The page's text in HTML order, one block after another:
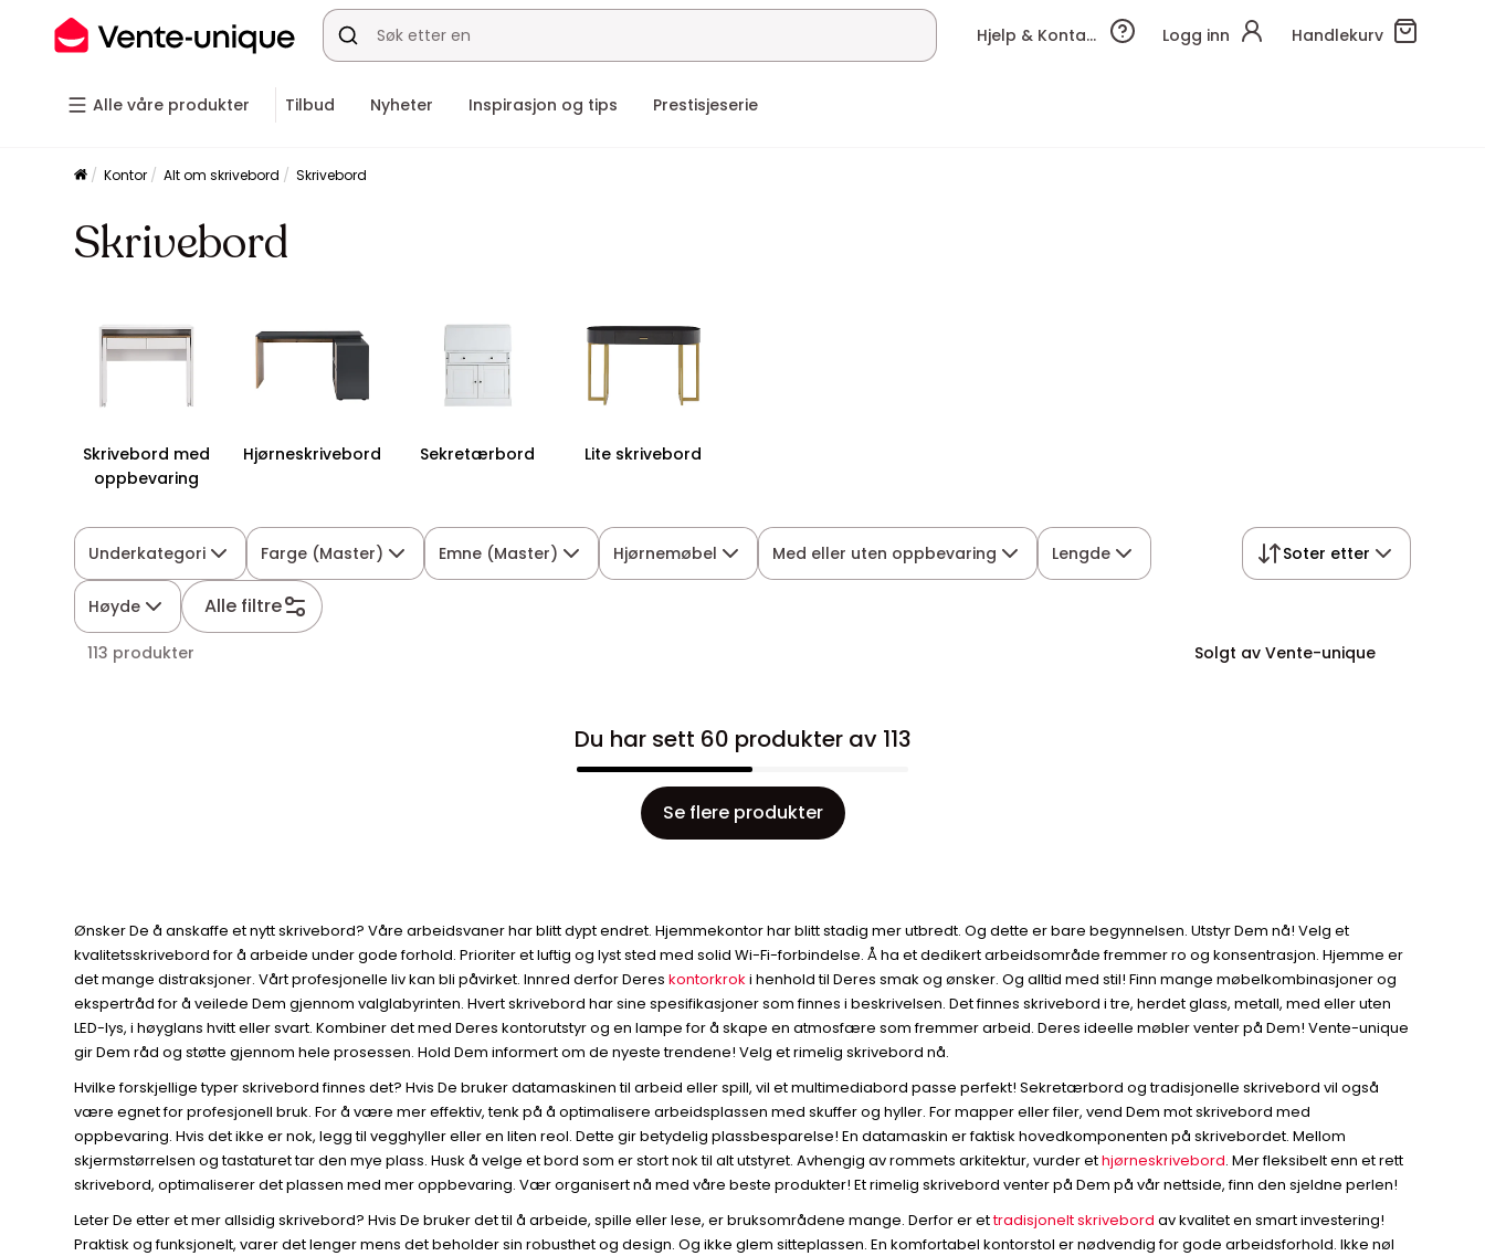
Hjelp & Kontakt Logg inn Handlekurv
Alle våre produkter Tilbud Nyheter Inspirasjon og tips Prestisjeserie
Kontor Alt om skrivebord Skrivebord
Skrivebord
Skrivebord med
oppbevaring
Hjørneskrivebord Sekretærbord Lite skrivebord
Underkategori Farge (Master) Emne (Master) Hjørnemøbel Med eller uten oppbevaring Lengde
Høyde Alle filtre
Soter etter
113 produkter Solgt av Vente-unique
Du har sett 60 produkter av 113
Se flere produkter
Ønsker De å anskaffe et nytt skrivebord? Våre arbeidsvaner har blitt dypt endret. Hjemmekontor har blitt stadig mer utbredt. Og dette er bare begynnelsen. Utstyr Dem nå! Velg et
kvalitetsskrivebord for å arbeide under gode forhold. Prioriter et luftig og lyst sted med solid Wi-Fi-forbindelse. Å ha et dedikert arbeidsområde fremmer ro og konsentrasjon. Hjemme er
det mange distraksjoner. Vårt profesjonelle liv kan bli påvirket. Innred derfor Dereskontorkrok i henhold til Deres smak og ønsker. Og alltid med stil! Finn mange møbelkombinasjoner og
ekspertråd for å veilede Dem gjennom valglabyrinten. Hvert skrivebord har sine spesifikasjoner som finnes i beskrivelsen. Det finnes skrivebord i tre, herdet glass, metall, med eller uten
LED-lys, i høyglans hvitt eller svart. Kombiner det med Deres kontorutstyr og en lampe for å skape en atmosfære som fremmer arbeid. Deres ideelle møbler venter på Dem! Vente-unique
gir Dem råd og støtte gjennom hele prosessen. Hold Dem informert om de nyeste trendene! Velg et rimelig skrivebord nå.
Hvilke forskjellige typer skrivebord finnes det? Hvis De bruker datamaskinen til arbeid eller spill, vil et multimediabord passe perfekt! Sekretærbord og tradisjonelle skrivebord vil også
være egnet for profesjonell bruk. For å være mer effektiv, tenk på å optimalisere arbeidsplassen med skuffer og hyller. For mapper eller filer, vend Dem mot skrivebord med
oppbevaring. Hvis det ikke er nok, legg til vegghyller eller en liten reol. Dette gir betydelig plassbesparelse! En datamaskin er faktisk hovedkomponenten på skrivebordet. Mellom
skjermstørrelsen og tastaturet tar den mye plass. Husk å velge et bord som er stort nok til alt utstyret. Avhengig av rommets arkitektur, vurder ethjørneskrivebord. Mer fleksibelt enn et rett
skrivebord, optimaliserer det plassen med mer oppbevaring. Vær organisert nå med våre beste produkter! Et rimelig skrivebord venter på Dem på vår nettside, finn den sjeldne perlen!
Leter De etter et mer allsidig skrivebord? Hvis De bruker det til å arbeide, spille eller lese, er bruksområdene mange. Derfor er ettradisjonelt skrivebord av kvalitet en smart investering!
Praktisk og funksjonelt, varer det lenger mens det beholder sin robusthet og design. Og ikke glem sitteplassen. En komfortabel kontorstol er nødvendig for gode arbeidsforhold. Ikke nøl